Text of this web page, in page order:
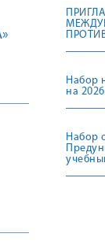
Набор
на
Набор